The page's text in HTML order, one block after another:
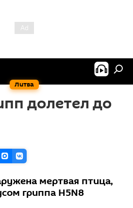
Литва
долетел до
мертвая птица,
гриппа H5N8